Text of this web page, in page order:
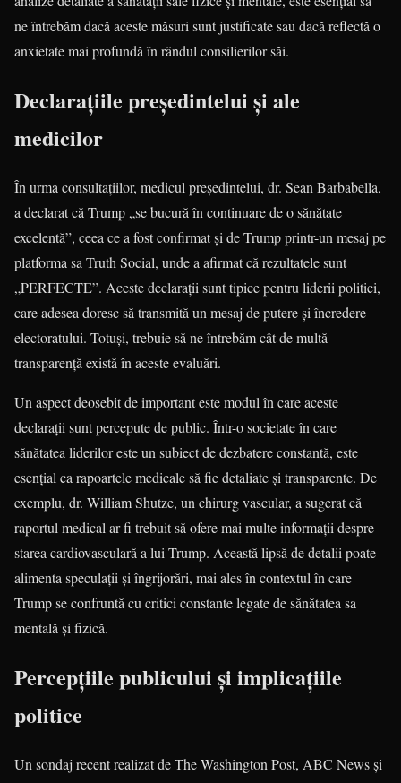
ne întrebăm dacă aceste măsuri sunt justificate sau dacă reflectă o
anxietate mai profundă în rândul consilierilor săi.
Declarațiile președintelui și ale
medicilor
În urma consultațiilor, medicul președintelui, dr. Sean Barbabella,
a declarat că Trump „se bucură în continuare de o sănătate
excelentă”, ceea ce a fost confirmat și de Trump printr-un mesaj pe
platforma sa Truth Social, unde a afirmat că rezultatele sunt
„PERFECTE”. Aceste declarații sunt tipice pentru liderii politici,
care adesea doresc să transmită un mesaj de putere și încredere
electoratului. Totuși, trebuie să ne întrebăm cât de multă
transparență există în aceste evaluări.
Un aspect deosebit de important este modul în care aceste
declarații sunt percepute de public. Într-o societate în care
sănătatea liderilor este un subiect de dezbatere constantă, este
esențial ca rapoartele medicale să fie detaliate și transparente. De
exemplu, dr. William Shutze, un chirurg vascular, a sugerat că
raportul medical ar fi trebuit să ofere mai multe informații despre
starea cardiovasculară a lui Trump. Această lipsă de detalii poate
alimenta speculații și îngrijorări, mai ales în contextul în care
Trump se confruntă cu critici constante legate de sănătatea sa
mentală și fizică.
Percepțiile publicului și implicațiile
politice
Un sondaj recent realizat de The Washington Post, ABC News și